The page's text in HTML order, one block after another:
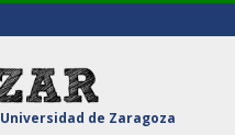
Universidad de Zaragoza